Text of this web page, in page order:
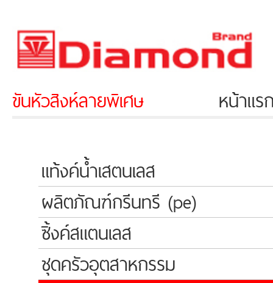
ขันหัวสิงห์ลายพิเศษ หน้าแ
แท้งค์น้ำเสตนเลส
ผลิตภัณฑ์กรีนทรี (pe)
ซิ้งค์สแตนเลส
ชุดครัวอุตสาหกรรม